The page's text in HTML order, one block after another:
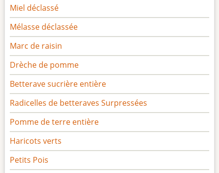
Miel déclassé
Mélasse déclassée
Marc de raisin
Drèche de pomme
Betterave sucrière entière
Radicelles de betteraves Surpressées
Pomme de terre entière
Haricots verts
Petits Pois